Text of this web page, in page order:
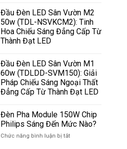
Đầu Đèn LED Sân Vườn M2
50w (TDL-NSVKCM2): Tinh
Hoa Chiếu Sáng Đẳng Cấp Từ
Thành Đạt LED
Đầu Đèn LED Sân Vườn M1
60w (TDLDD-SVM150): Giải
Pháp Chiếu Sáng Ngoại Thất
Đẳng Cấp Từ Thành Đạt LED
Đèn Pha Module 150W Chip
Philips Sáng Đến Mức Nào?
Chức năng bình luận bị tắt